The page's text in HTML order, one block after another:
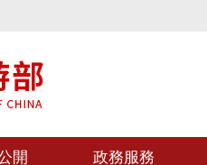
開 政務服務